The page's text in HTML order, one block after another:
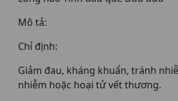
Mô tả:
Chỉ định:
Giảm đau, kháng khuẩn, tránh
nhiễm hoặc hoại tử vết thương.